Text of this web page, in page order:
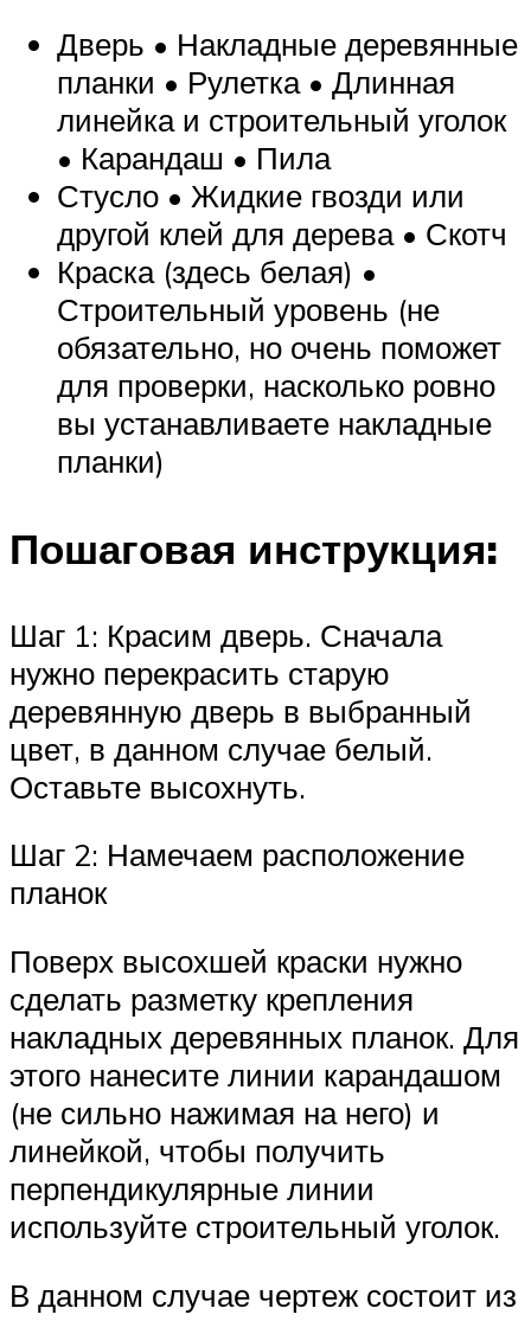
Дверь • Накладные деревянные
планки • Рулетка • Длинная
линейка и строительный уголок
• Карандаш • Пила
Стусло • Жидкие гвозди или
другой клей для дерева • Скотч
Краска (здесь белая) •
Строительный уровень (не
обязательно, но очень поможет
для проверки, насколько ровно
вы устанавливаете накладные
планки)
Пошаговая инструкция:
Шаг 1: Красим дверь. Сначала
нужно перекрасить старую
деревянную дверь в выбранный
цвет, в данном случае белый.
Оставьте высохнуть.
Шаг 2: Намечаем расположение
планок
Поверх высохшей краски нужно
сделать разметку крепления
накладных деревянных планок. Для
этого нанесите линии карандашом
(не сильно нажимая на него) и
линейкой, чтобы получить
перпендикулярные линии
используйте строительный уголок.
В данном случае чертеж состоит из